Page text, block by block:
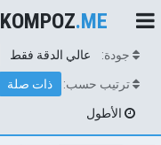
KOMPOZ.ME
جودة: عالي الدقة فقط
ترتيب حسب: ذات صلة
الأطول